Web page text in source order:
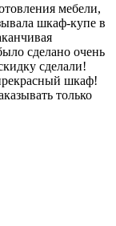
мебели,
шкаф-купе в
сделано очень
сделали!
шкаф!
только